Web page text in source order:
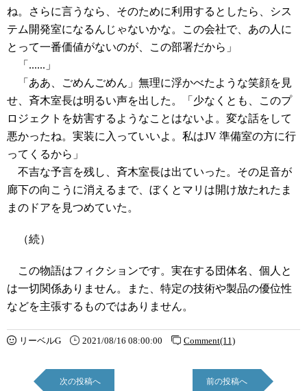
ね。さらに言うなら、そのために利用するとしたら、シス
テム開発室になるんじゃないかな。この会社で、あの人に
とって一番価値がないのが、この部署だから」
「......」
「ああ、ごめんごめん」無理に浮かべたような笑顔を見
せ、斉木室長は明るい声を出した。「少なくとも、このプ
ロジェクトを妨害するようなことはないよ。変な話をして
悪かったね。実装に入っていいよ。私はJV 準備室の方に行
ってくるから」
不吉な予言を残し、斉木室長は出ていった。その足音が
廊下の向こうに消えるまで、ぼくとマリは開け放たれたま
まのドアを見つめていた。
（続）
この物語はフィクションです。実在する団体名、個人と
は一切関係ありません。また、特定の技術や製品の優位性
などを主張するものではありません。
リーベルG 2021/08/16 08:00:00 Comment(11)
次の投稿へ 前の投稿へ